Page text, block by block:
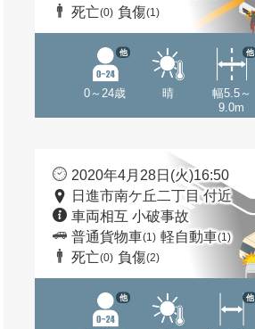
死亡(0) 負傷(1)
0～24歳
他
晴
幅5.5～
9.0m
他
2020年4月28日(火)16:50
日進市南ケ丘二丁目 付近
車両相互 小破事故
普通貨物車(1) 軽自動車(1)
死亡(0) 負傷(2)
他 他